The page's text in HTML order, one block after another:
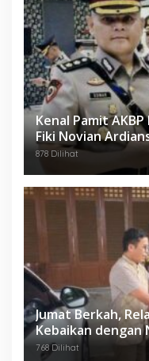
Kenal Pamit
Fiki Novian
Karawang
878 Dilihat
Jumat Berkah,
Kebaikan dengan
768 Dilihat